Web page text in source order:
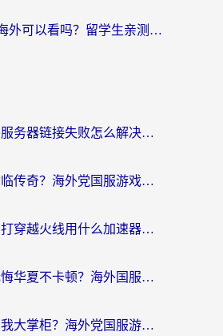
央视影音VIP海外可以看吗？留学生亲测有效的回国加速器选择指南
女神星球海外服务器链接失败怎么解决？海外党国服游戏加速避坑指南
日本怎么玩君临传奇？海外党国服游戏加速避坑指南（附菲律宾欧洲玩家实测）
海外党必看：打穿越火线用什么加速器？解决延迟卡顿，还能玩奇妙拼图世界和第五人格
波兰怎么玩无悔华夏不卡顿？海外国服游戏加速器终极指南（附征途2萤火突击解决方案）
英国怎么玩叫我大掌柜？海外党国服游戏加速避坑指南（附实测推荐）